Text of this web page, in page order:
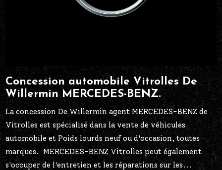
Concession automobile Vitrolles De
Willermin MERCEDES-BENZ.
La concession De Willermin agent MERCEDES-BENZ de
Vitrolles est spécialisé dans la vente de véhicules
automobile et Poids lourds neuf ou d'occasion, toutes
marques. MERCEDES-BENZ Vitrolles peut également
s'occuper de l'entretien et les réparations sur les...